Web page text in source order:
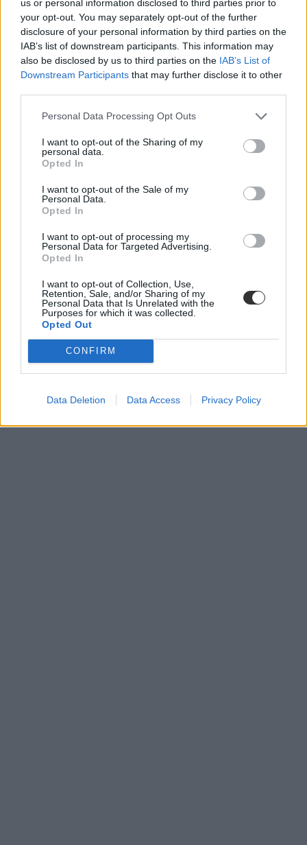
us or personal information disclosed to third parties prior to
your opt-out. You may separately opt-out of the further
disclosure of your personal information by third parties on the
IAB’s list of downstream participants. This information may
also be disclosed by us to third parties on the IAB’s List of
Downstream Participants that may further disclose it to other
Personal Data Processing Opt Outs
I want to opt-out of the Sharing of my
personal data.
Opted In
I want to opt-out of the Sale of my
Personal Data.
Opted In
I want to opt-out of processing my
Personal Data for Targeted Advertising.
Opted In
I want to opt-out of Collection, Use,
Retention, Sale, and/or Sharing of my
Personal Data that Is Unrelated with the
Purposes for which it was collected.
Opted Out
CONFIRM
Data Deletion Data Access Privacy Policy
diákok
online tanulás
internethasználat
álhírek